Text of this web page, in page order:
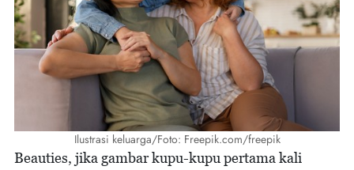
Ilustrasi keluarga/Foto: Freepik.com/freepik
Beauties, jika gambar kupu-kupu pertama kali